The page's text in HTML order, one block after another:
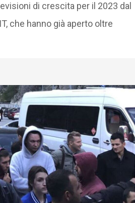
di crescita per il 2023 dal
che hanno già aperto oltre